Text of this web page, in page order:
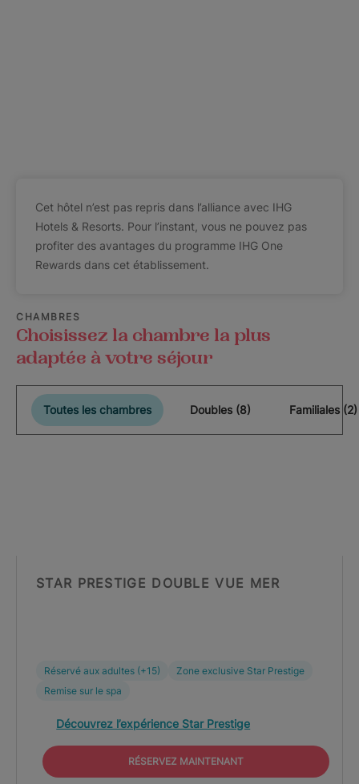
Cet hôtel n’est pas repris dans l’alliance avec IHG
Hotels & Resorts. Pour l’instant, vous ne pouvez pas
profiter des avantages du programme IHG One
Rewards dans cet établissement.
CHAMBRES
Choisissez la chambre la plus
adaptée à votre séjour
Toutes les chambres Doubles (8) Familiales (2)
STAR PRESTIGE DOUBLE VUE MER
Réservé aux adultes (+15)
Zone exclusive Star Prestige
Remise sur le spa
Découvrez l’expérience Star Prestige
RÉSERVEZ MAINTENANT